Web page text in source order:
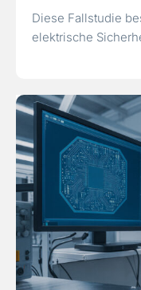
Diese Fallstudie
elektrische